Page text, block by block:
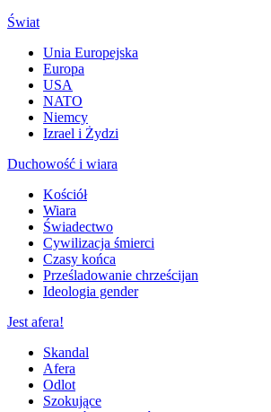
Świat
Unia Europejska
Europa
USA
NATO
Niemcy
Izrael i Żydzi
Duchowość i wiara
Kościół
Wiara
Świadectwo
Cywilizacja śmierci
Czasy końca
Prześladowanie chrześcijan
Ideologia gender
Jest afera!
Skandal
Afera
Odlot
Szokujące